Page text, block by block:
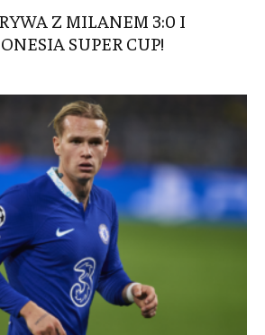
Z MILANEM 3:0 I
SUPER CUP!